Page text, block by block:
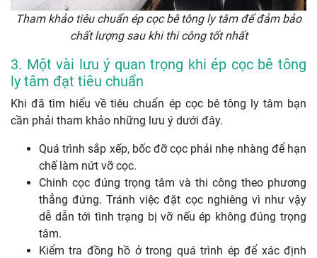
Tham khảo tiêu chuẩn ép cọc bê tông ly tâm để đảm bảo
chất lượng sau khi thi công tốt nhất
3. Một vài lưu ý quan trọng khi ép cọc bê tông
ly tâm đạt tiêu chuẩn
Khi đã tìm hiểu về tiêu chuẩn ép cọc bê tông ly tâm bạn
cần phải tham khảo những lưu ý dưới đây.
Quá trình sắp xếp, bốc đỡ cọc phải nhẹ nhàng để hạn
chế làm nứt vỡ cọc.
Chinh cọc đúng trọng tâm và thi công theo phương
thẳng đứng. Tránh việc đặt cọc nghiêng vì như vậy
dễ dẫn tới tình trạng bị vỡ nếu ép không đúng trọng
tâm.
Kiểm tra đồng hồ ở trong quá trình ép để xác định